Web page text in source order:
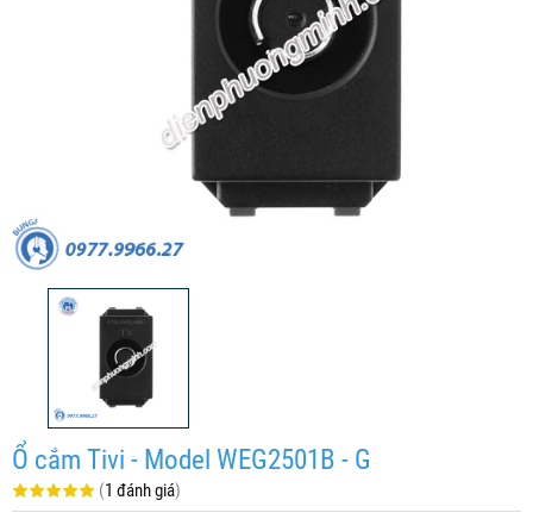
Ổ cắm Tivi - Model WEG2501B - G
(1 đánh giá)